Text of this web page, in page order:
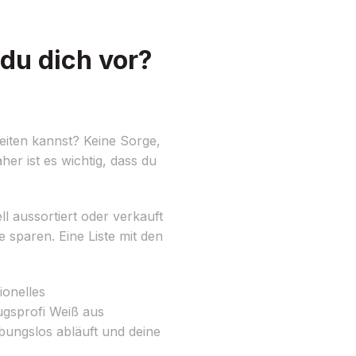
dich vor?
kannst? Keine Sorge,
ist es wichtig, dass du
aussortiert oder verkauft
Eine Liste mit den
Weiß aus
abläuft und deine